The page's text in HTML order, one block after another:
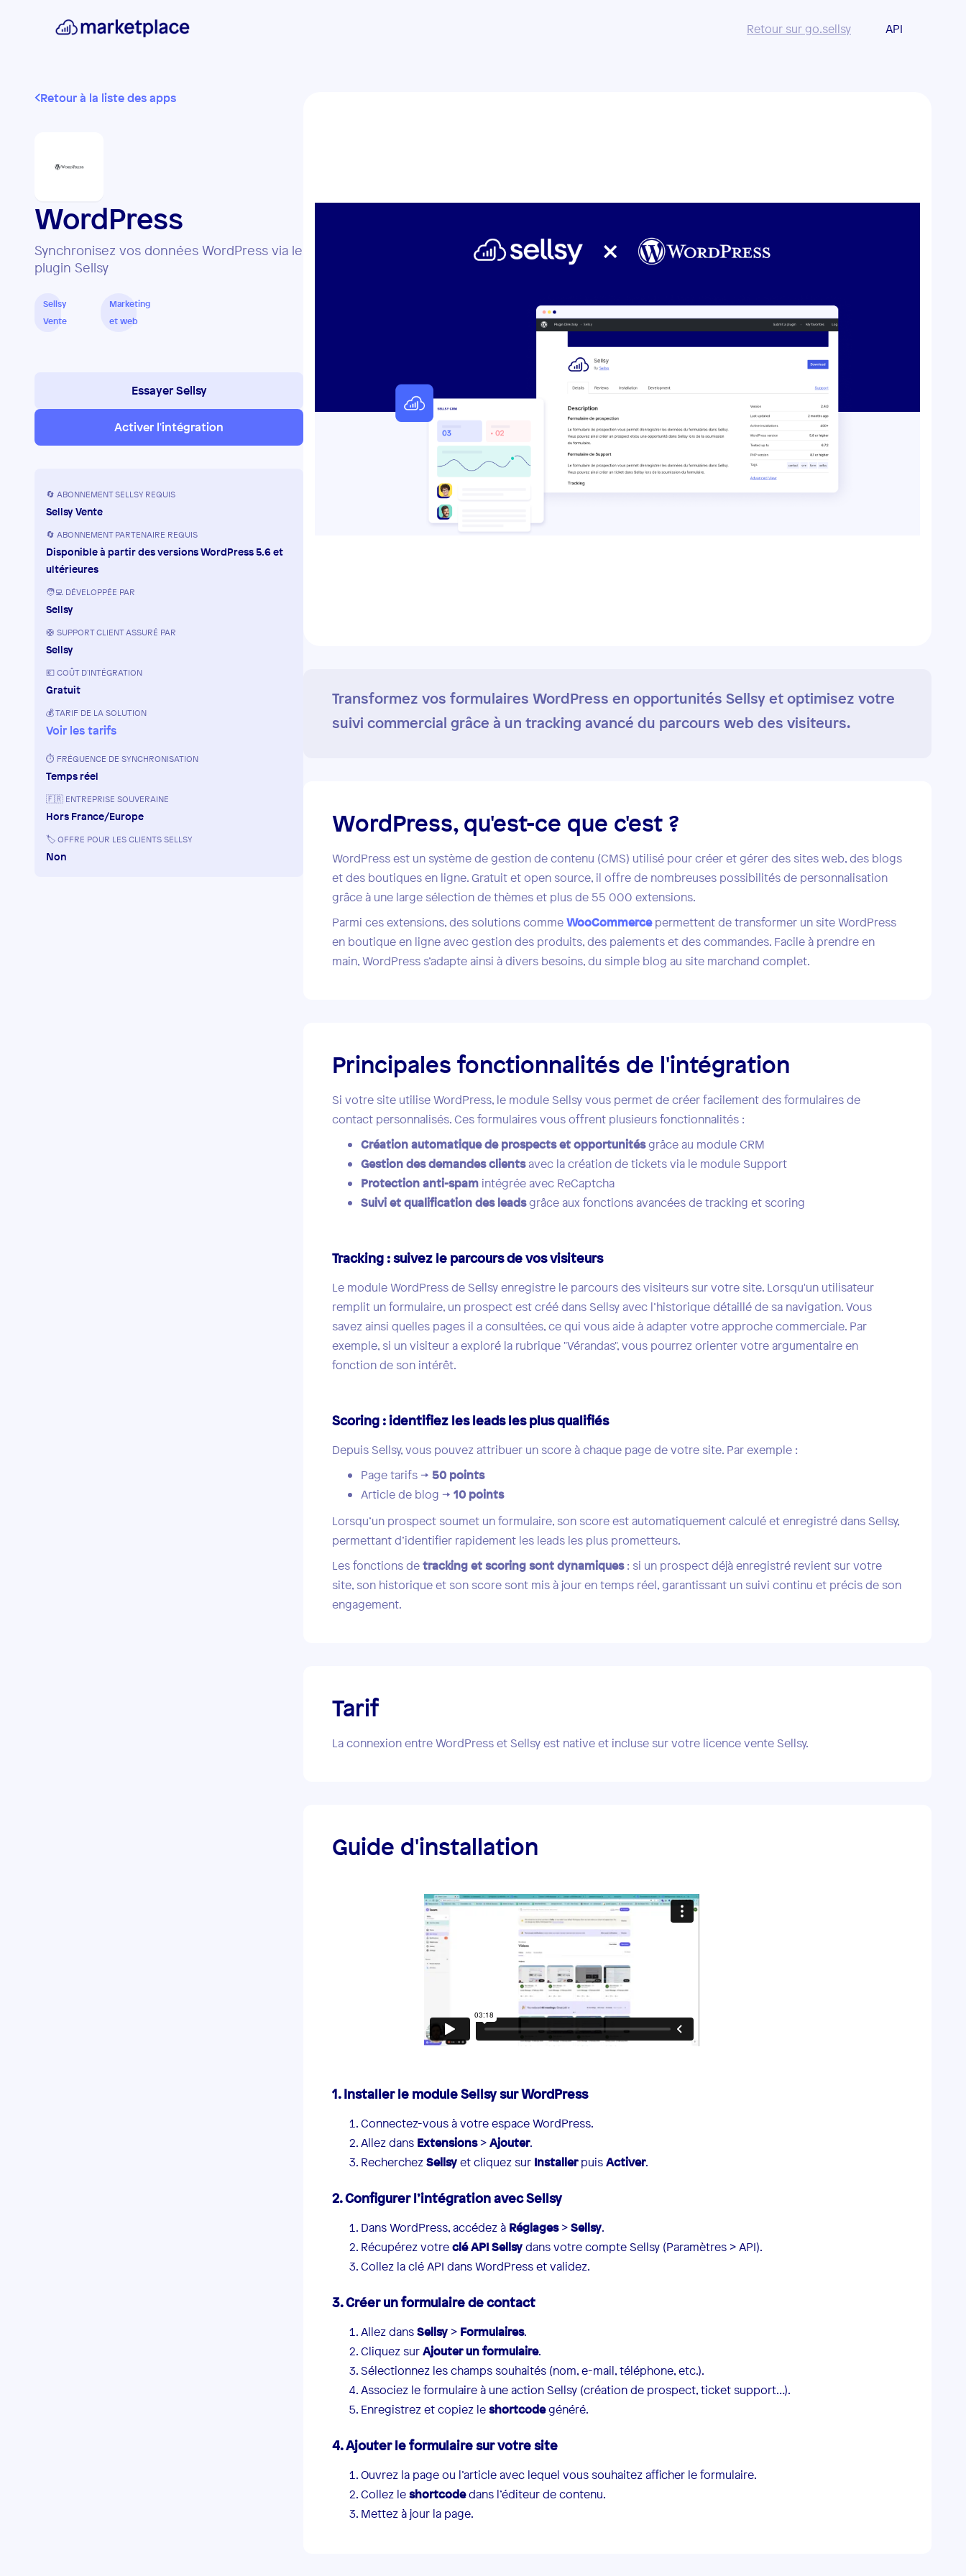
Retour sur go.sellsy API
Retour à la liste des apps
WordPress
Synchronisez vos données WordPress via le
plugin Sellsy
Sellsy
Vente
Marketing
et web
Essayer Sellsy
Activer l'intégration
🔄 ABONNEMENT SELLSY REQUIS
Sellsy Vente
🔄 ABONNEMENT PARTENAIRE REQUIS
Disponible à partir des versions WordPress 5.6 et
ultérieures
🧑‍💻 DÉVELOPPÉE PAR
Sellsy
🛟 SUPPORT CLIENT ASSURÉ PAR
Sellsy
💶 COÛT D'INTÉGRATION
Gratuit
💰 TARIF DE LA SOLUTION
Voir les tarifs
⏱️ FRÉQUENCE DE SYNCHRONISATION
Temps réel
🇫🇷 ENTREPRISE SOUVERAINE
Hors France/Europe
🏷️ OFFRE POUR LES CLIENTS SELLSY
Non
Transformez vos formulaires WordPress en opportunités Sellsy et optimisez votre
suivi commercial grâce à un tracking avancé du parcours web des visiteurs.
WordPress, qu'est-ce que c'est ?
WordPress est un système de gestion de contenu (CMS) utilisé pour créer et gérer des sites web, des blogs
et des boutiques en ligne. Gratuit et open source, il offre de nombreuses possibilités de personnalisation
grâce à une large sélection de thèmes et plus de 55 000 extensions.
Parmi ces extensions, des solutions commeWooCommercepermettent de transformer un site WordPress
en boutique en ligne avec gestion des produits, des paiements et des commandes. Facile à prendre en
main, WordPress s’adapte ainsi à divers besoins, du simple blog au site marchand complet.
Principales fonctionnalités de l'intégration
Si votre site utilise WordPress, le module Sellsy vous permet de créer facilement des formulaires de
contact personnalisés. Ces formulaires vous offrent plusieurs fonctionnalités :
Création automatique de prospects et opportunitésgrâce au module CRM
Gestion des demandes clientsavec la création de tickets via le module Support
Protection anti-spam intégrée avec ReCaptcha
Suivi et qualification des leadsgrâce aux fonctions avancées de tracking et scoring
Tracking : suivez le parcours de vos visiteurs
Le module WordPress de Sellsy enregistre le parcours des visiteurs sur votre site. Lorsqu'un utilisateur
remplit un formulaire, un prospect est créé dans Sellsy avec l’historique détaillé de sa navigation. Vous
savez ainsi quelles pages il a consultées, ce qui vous aide à adapter votre approche commerciale. Par
exemple, si un visiteur a exploré la rubrique "Vérandas", vous pourrez orienter votre argumentaire en
fonction de son intérêt.
Scoring : identifiez les leads les plus qualifiés
Depuis Sellsy, vous pouvez attribuer un score à chaque page de votre site. Par exemple :
Page tarifs →50 points
Article de blog →10 points
Lorsqu’un prospect soumet un formulaire, son score est automatiquement calculé et enregistré dans Sellsy,
permettant d’identifier rapidement les leads les plus prometteurs.
Les fonctions detracking et scoring sont dynamiques: si un prospect déjà enregistré revient sur votre
site, son historique et son score sont mis à jour en temps réel, garantissant un suivi continu et précis de son
engagement.
Tarif
La connexion entre WordPress et Sellsy est native et incluse sur votre licence vente Sellsy.
Guide d'installation
1. Installer le module Sellsy sur WordPress
Connectez-vous à votre espace WordPress.
Allez dans Extensions>Ajouter.
RecherchezSellsyet cliquez sur InstallerpuisActiver.
2. Configurer l’intégration avec Sellsy
Dans WordPress, accédez à Réglages>Sellsy.
Récupérez votreclé API Sellsydans votre compte Sellsy (Paramètres > API).
Collez la clé API dans WordPress et validez.
3. Créer un formulaire de contact
Allez dansSellsy> Formulaires.
Cliquez surAjouter un formulaire.
Sélectionnez les champs souhaités (nom, e-mail, téléphone, etc.).
Associez le formulaire à une action Sellsy (création de prospect, ticket support…).
Enregistrez et copiez leshortcodegénéré.
4. Ajouter le formulaire sur votre site
Ouvrez la page ou l’article avec lequel vous souhaitez afficher le formulaire.
Collez leshortcodedans l’éditeur de contenu.
Mettez à jour la page.